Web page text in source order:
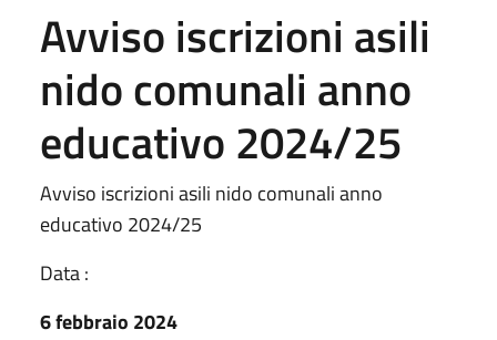
Avviso iscrizioni asili
nido comunali anno
educativo 2024/25
Avviso iscrizioni asili nido comunali anno
educativo 2024/25
Data :
6 febbraio 2024